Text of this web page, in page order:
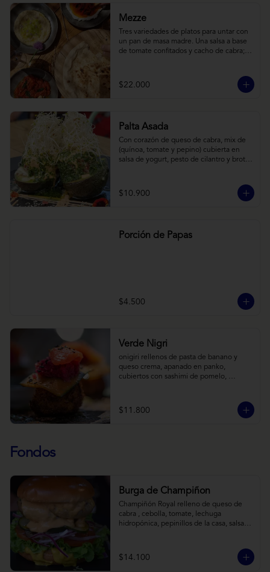
Mezze
Tres variedades de platos para untar con
un pan de masa madre. Una salsa a base
de tomate confitados y cacho de cabra;
cebollas horneadas largamente, con
toques de aceite asiático sobre cama de
$22.000
Palta Asada
Con corazón de queso de cabra, mix de
(quínoa, tomate y pepino) cubierta en
salsa de yogurt, pesto de cilantro y brotes
$10.900
Porción de Papas
$4.500
Verde Nigri
onigiri rellenos de pasta de banano y
queso crema, apanado en panko,
cubiertos con sashimi de pomelo,
de crema de coco con wasabi y tierra de
cochayuyo.
$11.800
Fondos
Burga de Champiñon
Champiñón Royal relleno de queso de
cabra , cebolla, tomate, lechuga
hidropónica, pepinillos de la casa, salsa
$14.100